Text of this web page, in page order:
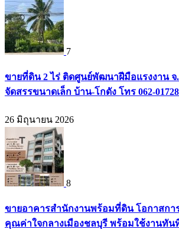
7
ขายที่ดิน 2 ไร่ ติดศูนย์พัฒนาฝีมือแรงงาน
จัดสรรขนาดเล็ก บ้าน-โกดัง โทร 062-
26 มิถุนายน 2026
8
ขายอาคารสำนักงานพร้อมที่ดิน โอกาสกา
คุณค่าใจกลางเมืองชลบุรี พร้อมใช้งานทันที